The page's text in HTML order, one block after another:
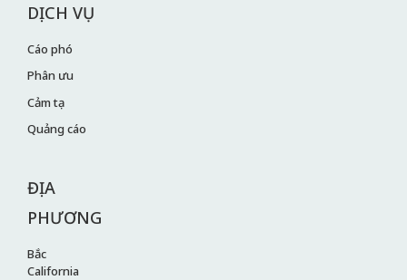
DỊCH VỤ
Cáo phó
Phân ưu
Cảm tạ
Quảng cáo
ĐỊA
PHƯƠNG
Bắc
California